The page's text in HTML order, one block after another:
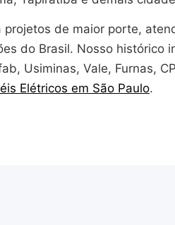
projetos de maior porte,
do Brasil. Nosso histórico
Usiminas, Vale, Furnas,
Elétricos em São Paulo.